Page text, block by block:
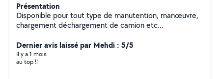
Présentation
Disponible pour tout type de manutention, manœuvre,
chargement déchargement de camion etc...
Dernier avis laissé par Mehdi : 5/5
Il y a 1 mois
au top !!